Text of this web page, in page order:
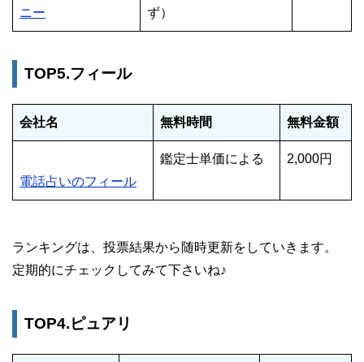
ニー
ず）
TOP5.フィール
会社名 無料時間 無料金額
電話占いのフィール
鑑定士単価による 2,000円
ランキングは、投票結果から随時更新をしていきます。
定期的にチェックしてみて下さいね♪
TOP4.ピュアリ